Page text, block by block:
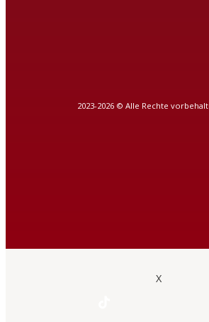
2023-2026 © Alle Rechte
X